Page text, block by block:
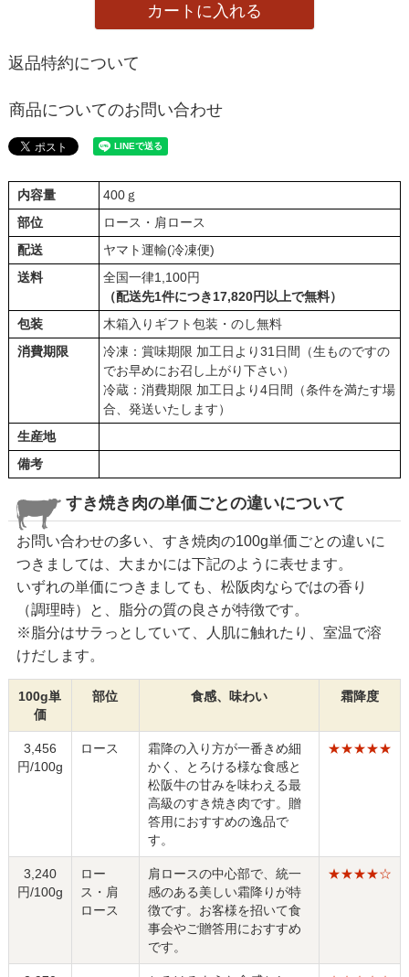
カートに入れる
返品特約について
商品についてのお問い合わせ
内容量
400ｇ
部位
ロース・肩ロース
配送
ヤマト運輸(冷凍便)
送料
全国一律1,100円
（配送先1件につき17,820円以上で無料）
包装
木箱入りギフト包装・のし無料
消費期限
冷凍：賞味期限 加工日より31日間（生ものですの
でお早めにお召し上がり下さい）
冷蔵：消費期限 加工日より4日間（条件を満たす場
合、発送いたします）
生産地
備考
すき焼き肉の単価ごとの違いについて
お問い合わせの多い、すき焼肉の100g単価ごとの違いに
つきましては、大まかには下記のように表せます。
いずれの単価につきましても、松阪肉ならではの香り
（調理時）と、脂分の質の良さが特徴です。
※脂分はサラっとしていて、人肌に触れたり、室温で溶
けだします。
100g単
価
部位 食感、味わい 霜降度
3,456
円/100g
ロース
霜降の入り方が一番きめ細
かく、とろける様な食感と
松阪牛の甘みを味わえる最
高級のすき焼き肉です。贈
答用におすすめの逸品で
す。
★★★★★
3,240
円/100g
ロー
ス・肩
ロース
肩ロースの中心部で、統一
感のある美しい霜降りが特
徴です。お客様を招いて食
事会やご贈答用におすすめ
です。
★★★★☆